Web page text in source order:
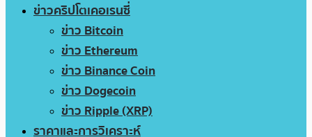
ข่าวคริปโตเคอเรนซี่
ข่าว Bitcoin
ข่าว Ethereum
ข่าว Binance Coin
ข่าว Dogecoin
ข่าว Ripple (XRP)
ราคาและการวิเคราะห์